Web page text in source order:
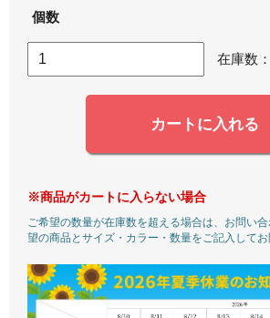
個数
在庫数：
カートに入れる
※商品がカートに入らない場合
ご希望の数量が在庫数を超える場合は、お問い
望の商品とサイズ・カラー・数量をご記入してお